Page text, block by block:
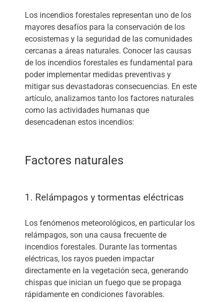
Los incendios forestales representan uno de los
mayores desafíos para la conservación de los
ecosistemas y la seguridad de las comunidades
cercanas a áreas naturales. Conocer las causas
de los incendios forestales es fundamental para
poder implementar medidas preventivas y
mitigar sus devastadoras consecuencias. En este
artículo, analizamos tanto los factores naturales
como las actividades humanas que
desencadenan estos incendios:
Factores naturales
1. Relámpagos y tormentas eléctricas
Los fenómenos meteorológicos, en particular los
relámpagos, son una causa frecuente de
incendios forestales. Durante las tormentas
eléctricas, los rayos pueden impactar
directamente en la vegetación seca, generando
chispas que inician un fuego que se propaga
rápidamente en condiciones favorables.